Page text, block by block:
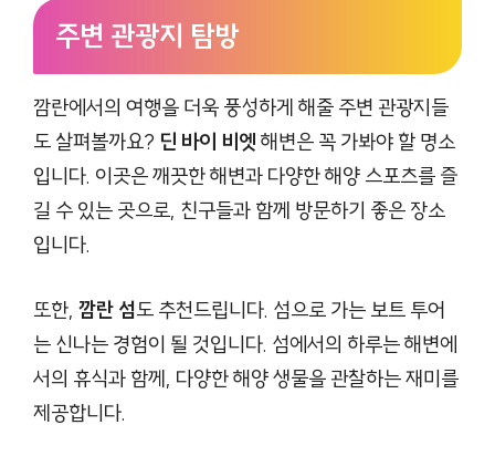
주변 관광지 탐방
깜란에서의 여행을 더욱 풍성하게 해줄 주변 관광지들
도 살펴볼까요? 딘 바이 비엣 해변은 꼭 가봐야 할 명소
입니다. 이곳은 깨끗한 해변과 다양한 해양 스포츠를 즐
길 수 있는 곳으로, 친구들과 함께 방문하기 좋은 장소
입니다.
또한, 깜란 섬도 추천드립니다. 섬으로 가는 보트 투어
는 신나는 경험이 될 것입니다. 섬에서의 하루는 해변에
서의 휴식과 함께, 다양한 해양 생물을 관찰하는 재미를
제공합니다.